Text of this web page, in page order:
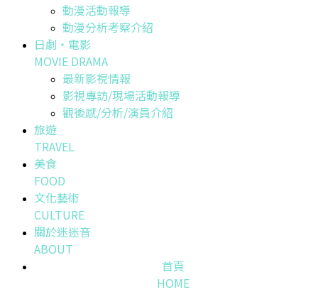
動漫活動報導
動漫分析考察介紹
日劇・電影
MOVIE DRAMA
最新影視情報
影視專訪/現場活動報導
觀後感/分析/演員介紹
旅遊
TRAVEL
美食
FOOD
文化藝術
CULTURE
關於迷迷音
ABOUT
首頁
HOME